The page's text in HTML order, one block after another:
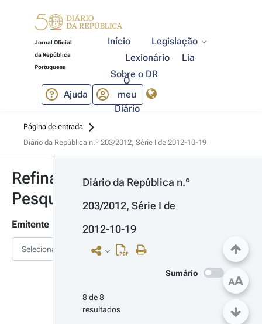
Jornal Oficial
da República
Portuguesa
Início
Legislação
Lexionário
Lia
Sobre o DR
Ajuda
O
meu
Diário
Página de entrada
Diário da República n.º 203/2012, Série I de 2012-10-19
Refinar
Pesquisa
Emitente
Selecionar
Diário da República n.º
203/2012, Série I de
2012-10-19
Sumário
8 de 8
resultados
AA